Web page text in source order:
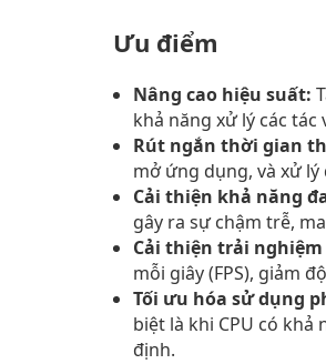
Ưu điểm
Nâng cao hiệu suất:
khả năng xử lý các
Rút ngắn thời gian
mở ứng dụng, và xử
Cải thiện khả năng
gây ra sự chậm trễ,
Cải thiện trải
mỗi giây (FPS), giảm
Tối ưu hóa sử dụng
biệt là khi CPU có
định.